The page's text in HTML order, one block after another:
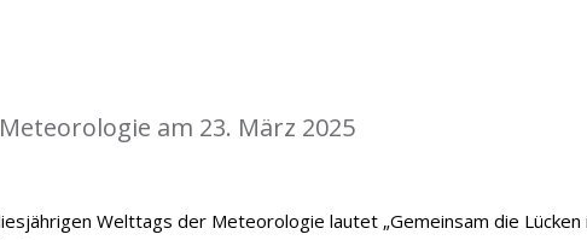
am 23. März 2025
Welttags der Meteorologie lautet „Gemeinsam die Lücken